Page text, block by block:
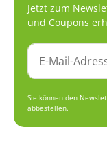
Jetzt zum
und Coupons
Sie können den
abbestellen.